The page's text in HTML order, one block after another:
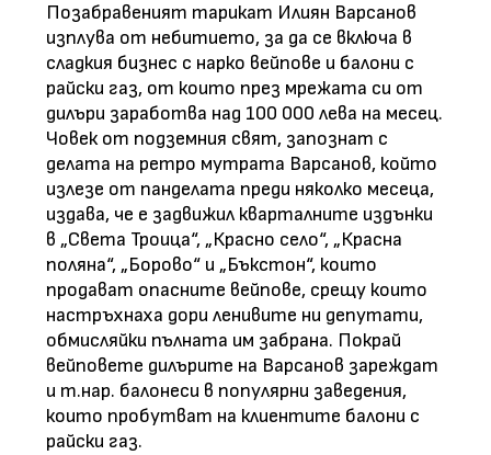
Позабравеният тарикат Илиян Варсанов
изплува от небитието, за да се включа в
сладкия бизнес с нарко вейпове и балони с
райски газ, от които през мрежата си от
дилъри заработва над 100 000 лева на месец.
Човек от подземния свят, запознат с
делата на ретро мутрата Варсанов, който
излезе от панделата преди няколко месеца,
издава, че е задвижил кварталните издънки
в „Света Троица“, „Красно село“, „Красна
поляна“, „Борово“ и „Бъкстон“, които
продават опасните вейпове, срещу които
настръхнаха дори ленивите ни депутати,
обмисляйки пълната им забрана. Покрай
вейповете дилърите на Варсанов зареждат
и т.нар. балонеси в популярни заведения,
които пробутват на клиентите балони с
райски газ.